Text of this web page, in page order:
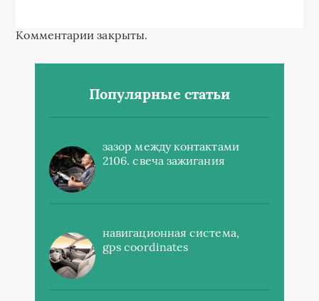
Комментарии закрыты.
Популярные статьи
зазор между контактами
2106. свеча зажигания
навигационная система,
gps coordinates